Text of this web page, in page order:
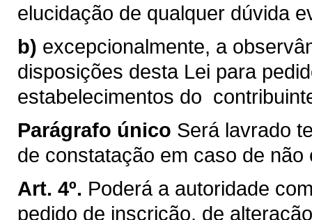
elucidação de qualquer dúvida
b) excepcionalmente, a
disposições desta Lei para
estabelecimentos do
Parágrafo único Será lavrado
de constatação em caso de
Art. 4º. Poderá a autoridade
pedido de inscrição, de